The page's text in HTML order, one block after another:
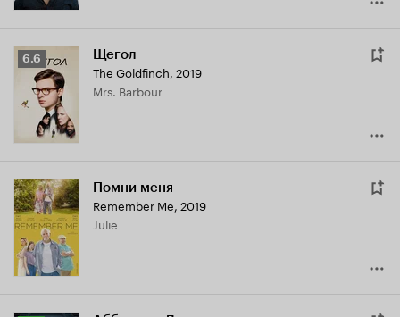
Рейтинг
Кинопоиска
6.6
6.6 Щегол
The Goldfinch, 2019
Mrs. Barbour
Помни меня
Remember Me, 2019
Julie